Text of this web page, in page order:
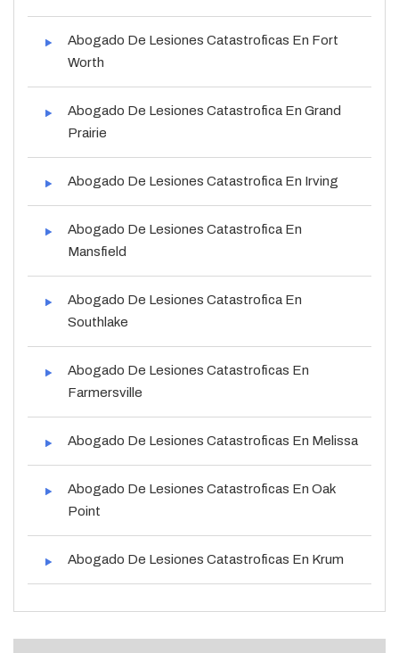
Abogado De Lesiones Catastroficas En Fort
Worth
Abogado De Lesiones Catastrofica En Grand
Prairie
Abogado De Lesiones Catastrofica En Irving
Abogado De Lesiones Catastrofica En
Mansfield
Abogado De Lesiones Catastrofica En
Southlake
Abogado De Lesiones Catastroficas En
Farmersville
Abogado De Lesiones Catastroficas En Melissa
Abogado De Lesiones Catastroficas En Oak
Point
Abogado De Lesiones Catastroficas En Krum